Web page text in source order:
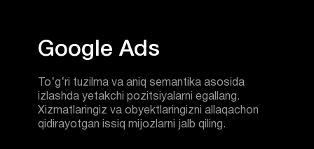
To‘g‘ri tuzilma va aniq semantika asosida
izlashda yetakchi pozitsiyalarni egallang.
Xizmatlaringiz va obyektlaringizni allaqachon
qidirayotgan issiq mijozlarni jalb qiling.